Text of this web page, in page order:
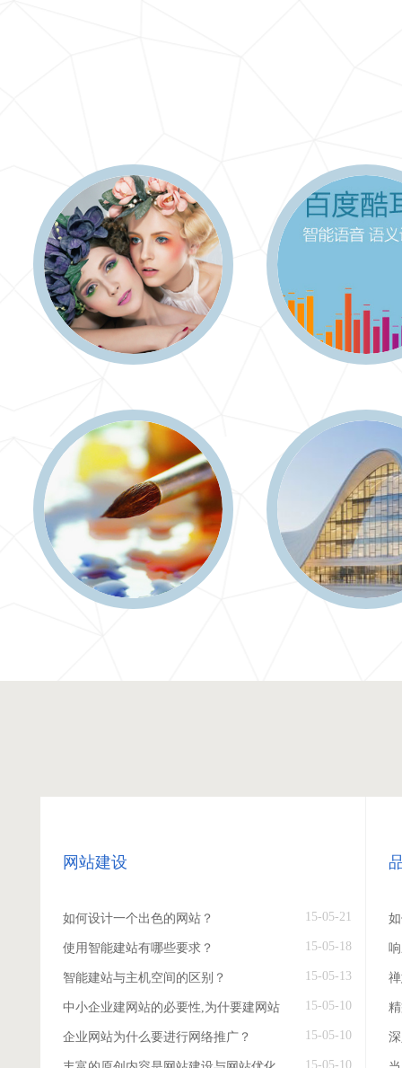
网站建设
如何设计一个出色的网站？ 15-05-21
使用智能建站有哪些要求？ 15-05-18
智能建站与主机空间的区别？ 15-05-13
中小企业建网站的必要性,为什要建网站 15-05-10
企业网站为什么要进行网络推广？ 15-05-10
15-05-10